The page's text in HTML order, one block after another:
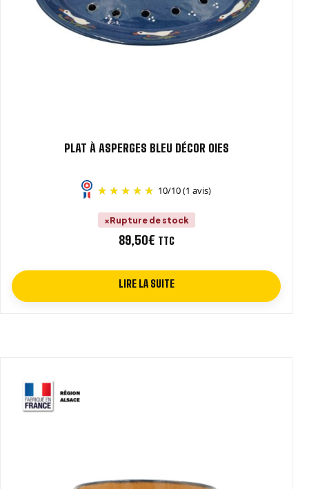
PLAT À ASPERGES BLEU DÉCOR OIES
10/10(1 avis)
Rupture de stock
89,50€ TTC
LIRE LA SUITE